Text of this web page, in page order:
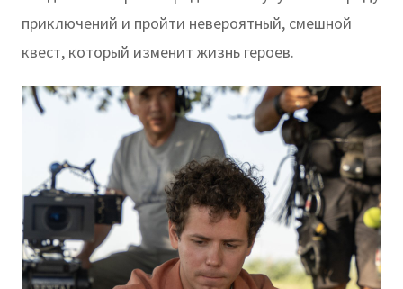
приключений и пройти невероятный, смешной
квест, который изменит жизнь героев.